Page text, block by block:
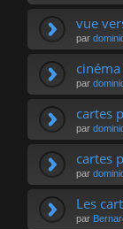
vue
par
par
cartes
par
cartes
par
Les
par